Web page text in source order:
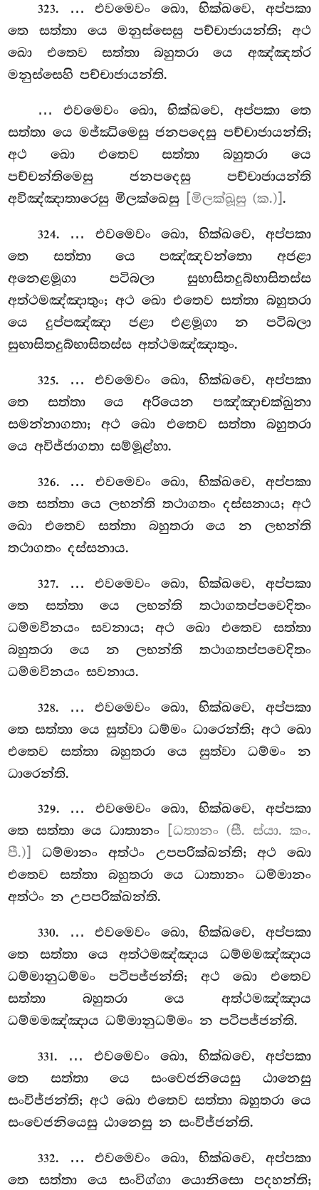
323. … එවමෙවං ඛො, භික්ඛවෙ, අප්පකා
තෙ සත්තා යෙ මනුස්සෙසු පච්චාජායන්ති; අථ
ඛො එතෙව සත්තා බහුතරා යෙ අඤ්ඤත්ර
මනුස්සෙහි පච්චාජායන්ති.
… එවමෙවං ඛො, භික්ඛවෙ, අප්පකා තෙ
සත්තා යෙ මජ්ඣිමෙසු ජනපදෙසු පච්චාජායන්ති;
අථ ඛො එතෙව සත්තා බහුතරා යෙ
පච්චන්තිමෙසු ජනපදෙසු පච්චාජායන්ති
අවිඤ්ඤාතාරෙසු මිලක්ඛෙසු
[මිලක්ඛූසු (ක.)].
324. … එවමෙවං ඛො, භික්ඛවෙ, අප්පකා
තෙ සත්තා යෙ පඤ්ඤවන්තො අජළා
අනෙළමූගා පටිබලා සුභාසිතදුබ්භාසිතස්ස
අත්ථමඤ්ඤාතුං; අථ ඛො එතෙව සත්තා බහුතරා
යෙ දුප්පඤ්ඤා ජළා එළමූගා න පටිබලා
සුභාසිතදුබ්භාසිතස්ස අත්ථමඤ්ඤාතුං.
325. … එවමෙවං ඛො, භික්ඛවෙ, අප්පකා
තෙ සත්තා යෙ අරියෙන පඤ්ඤාචක්ඛුනා
සමන්නාගතා; අථ ඛො එතෙව සත්තා බහුතරා
යෙ අවිජ්ජාගතා සම්මූළ්හා.
326. … එවමෙවං ඛො, භික්ඛවෙ, අප්පකා
තෙ සත්තා යෙ ලභන්ති තථාගතං දස්සනාය; අථ
ඛො එතෙව සත්තා බහුතරා යෙ න ලභන්ති
තථාගතං දස්සනාය.
327. … එවමෙවං ඛො, භික්ඛවෙ, අප්පකා
තෙ සත්තා යෙ ලභන්ති තථාගතප්පවෙදිතං
ධම්මවිනයං සවනාය; අථ ඛො එතෙව සත්තා
බහුතරා යෙ න ලභන්ති තථාගතප්පවෙදිතං
ධම්මවිනයං සවනාය.
328. … එවමෙවං ඛො, භික්ඛවෙ, අප්පකා
තෙ සත්තා යෙ සුත්වා ධම්මං ධාරෙන්ති; අථ ඛො
එතෙව සත්තා බහුතරා යෙ සුත්වා ධම්මං න
ධාරෙන්ති.
329. … එවමෙවං ඛො, භික්ඛවෙ, අප්පකා
තෙ සත්තා යෙ ධාතානං
[ධතානං (සී. ස්යා. කං.
පී.)]
ධම්මානං අත්ථං උපපරික්ඛන්ති; අථ ඛො
එතෙව සත්තා බහුතරා යෙ ධාතානං ධම්මානං
අත්ථං න උපපරික්ඛන්ති.
330. … එවමෙවං ඛො, භික්ඛවෙ, අප්පකා
තෙ සත්තා යෙ අත්ථමඤ්ඤාය ධම්මමඤ්ඤාය
ධම්මානුධම්මං පටිපජ්ජන්ති; අථ ඛො එතෙව
සත්තා බහුතරා යෙ අත්ථමඤ්ඤාය
ධම්මමඤ්ඤාය ධම්මානුධම්මං න පටිපජ්ජන්ති.
331. … එවමෙවං ඛො, භික්ඛවෙ, අප්පකා
තෙ සත්තා යෙ සංවෙජනියෙසු ඨානෙසු
සංවිජ්ජන්ති; අථ ඛො එතෙව සත්තාබහුතරා යෙ
සංවෙජනියෙසු ඨානෙසු න සංවිජ්ජන්ති.
332. … එවමෙවං ඛො, භික්ඛවෙ, අප්පකා
තෙ සත්තා යෙ සංවිග්ගා යොනිසො පදහන්ති;